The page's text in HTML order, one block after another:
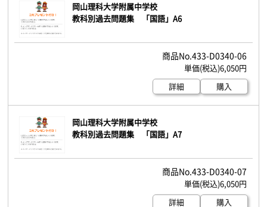
岡山理科大学附属中学校
教科別過去問題集 「国語」A6
433-D0340-06
6,050円
詳細
購入
岡山理科大学附属中学校
教科別過去問題集 「国語」A7
433-D0340-07
6,050円
詳細
購入